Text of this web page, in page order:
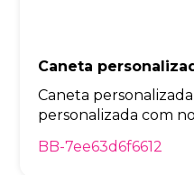
Caneta
Caneta
personalizada com
BB-7ee63d6f6612